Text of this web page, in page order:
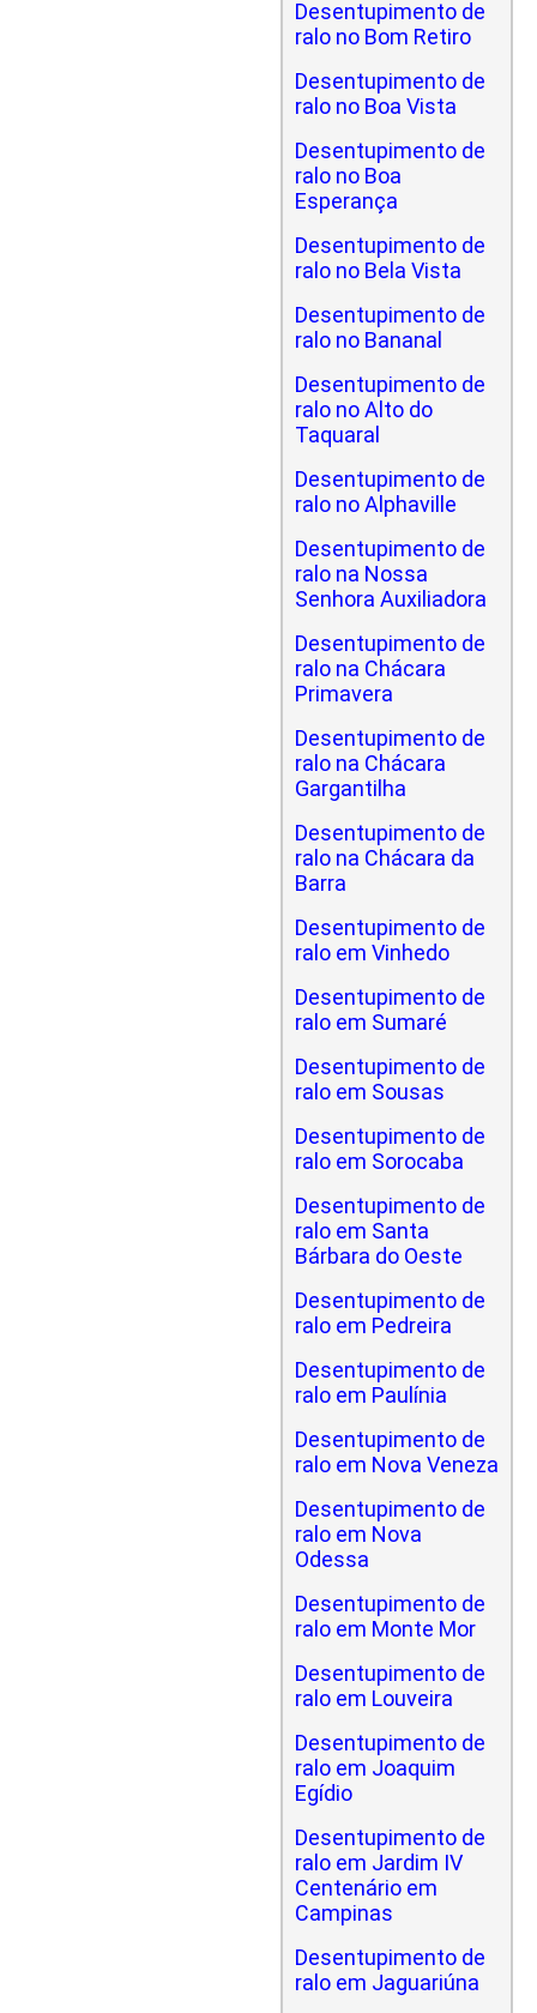
Desentupimento de
ralo no Bom Retiro
Desentupimento de
ralo no Boa Vista
Desentupimento de
ralo no Boa
Esperança
Desentupimento de
ralo no Bela Vista
Desentupimento de
ralo no Bananal
Desentupimento de
ralo no Alto do
Taquaral
Desentupimento de
ralo no Alphaville
Desentupimento de
ralo na Nossa
Senhora Auxiliadora
Desentupimento de
ralo na Chácara
Primavera
Desentupimento de
ralo na Chácara
Gargantilha
Desentupimento de
ralo na Chácara da
Barra
Desentupimento de
ralo em Vinhedo
Desentupimento de
ralo em Sumaré
Desentupimento de
ralo em Sousas
Desentupimento de
ralo em Sorocaba
Desentupimento de
ralo em Santa
Bárbara do Oeste
Desentupimento de
ralo em Pedreira
Desentupimento de
ralo em Paulínia
Desentupimento de
ralo em Nova Veneza
Desentupimento de
ralo em Nova
Odessa
Desentupimento de
ralo em Monte Mor
Desentupimento de
ralo em Louveira
Desentupimento de
ralo em Joaquim
Egídio
Desentupimento de
ralo em Jardim IV
Centenário em
Campinas
Desentupimento de
ralo em Jaguariúna